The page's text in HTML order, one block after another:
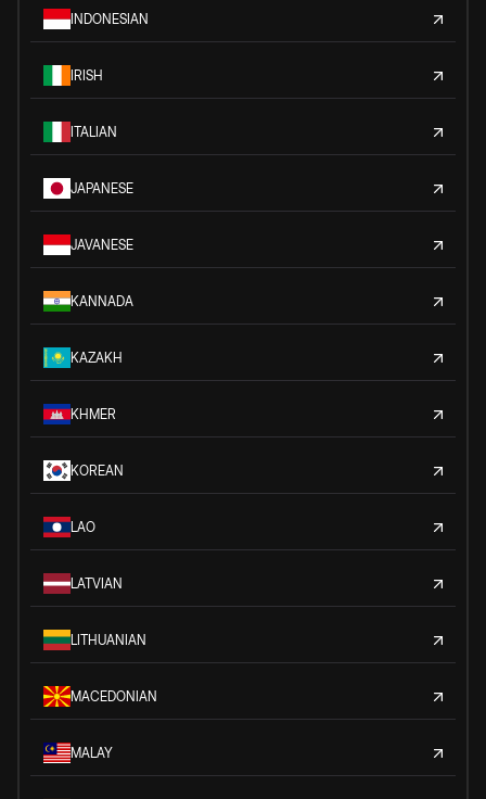
INDONESIAN
IRISH
ITALIAN
JAPANESE
JAVANESE
KANNADA
KAZAKH
KHMER
KOREAN
LAO
LATVIAN
LITHUANIAN
MACEDONIAN
MALAY